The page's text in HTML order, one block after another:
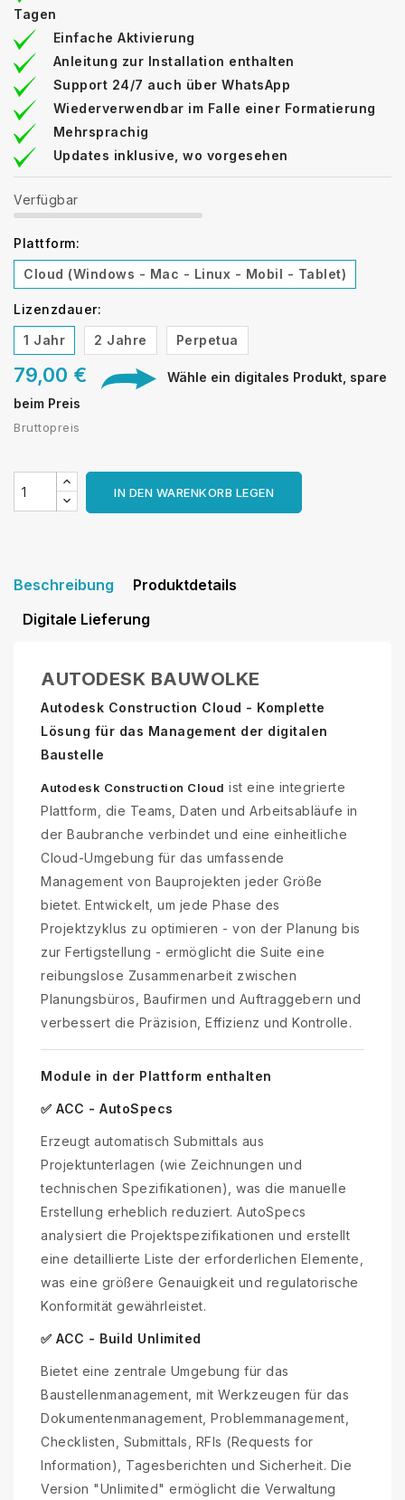
Tagen
Einfache Aktivierung
Anleitung zur Installation enthalten
Support 24/7 auch über WhatsApp
Wiederverwendbar im Falle einer Formatierung
Mehrsprachig
Updates inklusive, wo vorgesehen
Verfügbar
Plattform:
Cloud (Windows - Mac - Linux - Mobil - Tablet)
Lizenzdauer:
1 Jahr
2 Jahre Perpetua
79,00 €
Wähle ein digitales Produkt, spare
beim Preis
Bruttopreis
IN DEN WARENKORB LEGEN
Beschreibung
Produktdetails
Digitale Lieferung
AUTODESK BAUWOLKE
Autodesk Construction Cloud - Komplette
Lösung für das Management der digitalen
Baustelle
Autodesk Construction Cloud ist eine integrierte
Plattform, die Teams, Daten und Arbeitsabläufe in
der Baubranche verbindet und eine einheitliche
Cloud-Umgebung für das umfassende
Management von Bauprojekten jeder Größe
bietet. Entwickelt, um jede Phase des
Projektzyklus zu optimieren - von der Planung bis
zur Fertigstellung - ermöglicht die Suite eine
reibungslose Zusammenarbeit zwischen
Planungsbüros, Baufirmen und Auftraggebern und
verbessert die Präzision, Effizienz und Kontrolle.
Module in der Plattform enthalten
✅ ACC - AutoSpecs
Erzeugt automatisch Submittals aus
Projektunterlagen (wie Zeichnungen und
technischen Spezifikationen), was die manuelle
Erstellung erheblich reduziert. AutoSpecs
analysiert die Projektspezifikationen und erstellt
eine detaillierte Liste der erforderlichen Elemente,
was eine größere Genauigkeit und regulatorische
Konformität gewährleistet.
✅ ACC - Build Unlimited
Bietet eine zentrale Umgebung für das
Baustellenmanagement, mit Werkzeugen für das
Dokumentenmanagement, Problemmanagement,
Checklisten, Submittals, RFIs (Requests for
Information), Tagesberichten und Sicherheit. Die
Version "Unlimited" ermöglicht die Verwaltung